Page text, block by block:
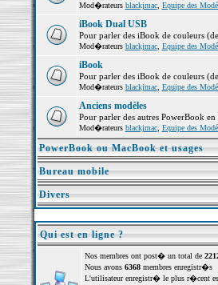
Mod�rateurs blackjmac, Equipe des
iBook Dual USB
Pour parler des iBook de couleurs
Mod�rateurs blackjmac, Equipe des
iBook
Pour parler des iBook de couleurs
Mod�rateurs blackjmac, Equipe des
Anciens modèles
Pour parler des autres PowerBook
Mod�rateurs blackjmac, Equipe des
PowerBook ou MacBook et usages
Bureau mobile
Divers
Qui est en ligne ?
Nos membres ont post� un total de
Nous avons 6368membres enregistr�s
L'utilisateur enregistr� le plus r�cent